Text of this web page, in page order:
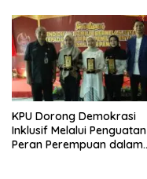
KPU Dorong Demokrasi
Inklusif Melalui Penguatan
Peran Perempuan dalam